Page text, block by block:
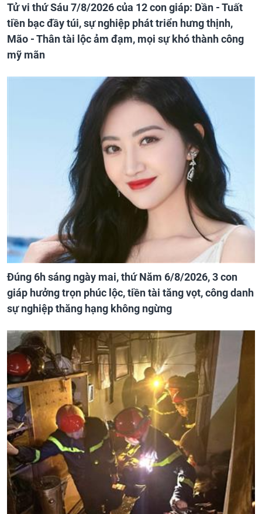
Tử vi thứ Sáu 7/8/2026 của 12 con giáp: Dần - Tuất
tiền bạc đầy túi, sự nghiệp phát triển hưng thịnh,
Mão - Thân tài lộc ảm đạm, mọi sự khó thành công
mỹ mãn
Đúng 6h sáng ngày mai, thứ Năm 6/8/2026, 3 con
giáp hưởng trọn phúc lộc, tiền tài tăng vọt, công danh
sự nghiệp thăng hạng không ngừng